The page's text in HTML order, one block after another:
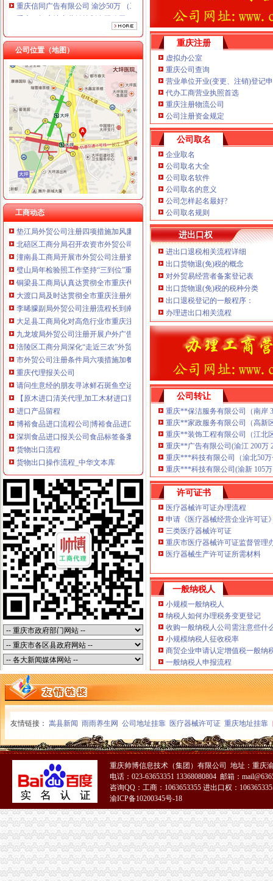
重庆三虹房地产营销策划有限公司
重庆鸽牌电线电缆有限公司 渝北10010万 (进出口权)
重庆傲志众达投资咨询有限责任公司 渝九1000万 （增资）
重庆臣夫商贸有限公司 （执照专让）
重庆卿倾商贸有限责任公司 渝江100万 （工商注册）
重庆国洪体育设施有限公司
重庆星竣贸易有限责任公司 渝中100万 （进出口权）
重庆海谛升进出口贸易有限公司 渝北100万 （进出口权）
重庆奕欣锦诚商贸有限公司 渝九50万 （工商注册）
重庆信同广告有限公司 渝沙50万 （工商注册）
重庆三虹房地产营销策划有限公司
重庆宝鹰汽车销售有限公司
公司位置（地图）
工商动态
工商动态
奉节局外贸公司注册采取三项措施加保密工作
组织人事处顺利完成1765名考生的外贸公司注册资金公务员报名工作
江津局外贸公司注册查封20吨不合格化肥
永川局“六提高”外贸公司注册资金推进和谐监管努力提高工商依法行政能力
江北局外贸公司注册流程积配合3.15成功开展现场直通车活动
市局机关妇委会要求全体女职工认真学习讨论“八荣八耻”重庆代办外贸公司荣辱
奉节局外贸公司注册流程完善六项机制加红盾护农行动
市外贸公司注册局加快驰名商标推荐力度做好自主品牌培育工作
市外贸公司注册局召开全系统风廉政建设暨纪检监察工作会议
垫江局外贸公司注册四项措施加风廉政建设
北碚区工商分局召开农资市外贸公司注册要求场监管工作会议
潼南县工商局开展市外贸公司注册资金场紧急状态处置演习
璧山局年检验照工作坚持“三到位”重庆注册外贸公司、“三公开”
铜梁县工商局认真达贯彻全市重庆代办外贸公司工商工作会议精
大渡口局及时达贯彻全市重庆注册外贸公司工商行政管理工作会议精
李晞朦副局外贸公司注册流程长到南岸区工商分局指导工作
大足县工商局化对高危行业市重庆注册进出口公司场主体监督管理
九龙坡局外贸公司注册开展户外广告专项整迎接中国重庆西部农展会
涪陵区工商分局深化“走近三农”外贸公司注册流程活动
市外贸公司注册条件局六项措施加餐饮业纸巾监管
重庆代理报关公司
请问生意经的朋友寻冰鲜石斑鱼空运进口重庆口岸的报关报检代理公司
【原木进口清关代理,加工木材进口重庆报关】-万州新乡镇易登网
进口产品留程
博裕食品进口流程公司|博裕食品进口流程公司网站
深圳食品进口报关公司食品标签备案食品报关流程食品报关资料进口
货物出口流程
货物出口操作流程_中华文本库
大件货物出口运输的一些相关流程介绍|行业资讯|宝寰集装箱运输公司
出口代理公司
进口代理_进口代理公司_出口代理_出口代理公司_宁波瓯伟嘉工贸有限
合肥进出口代理公司的网站
海关物流公司
润衡海关物流管理系统【价格,厂家,求购,什麽品牌好】-中国制造
.润衡海关物流管理系统_企业管理软件吧_百度贴吧
海关清关公司
[华东]急！！！我的进口清关公司被海关查封了,怎么办？-报关报检-
济南邮局海关报关清关代理高清图片-济南东远国际货运代理有限公
重庆报关公司
【重庆进出口贸易公司报关重庆进出口贸易公司报关】价格_厂家_图
【重庆机场进口报关,重庆清关报关公司】价格_厂家_图片-Hc360慧
重庆进出口公司
重庆涪陵进出口公司义乌办事处
重庆商社进出口贸易有限公司
出口许可证_已解决-阿里巴巴生意经
2013年出口许可证管理货物目录公布-搜狐滚动
注册出口贸易公司
[01-30]外资如何注册进出口贸易有限公司_上班一族_厦门小鱼社区_厦
北京进出口贸易公司注册【今日推荐网-北京商业服务其它】
如何注册外贸公司
上海注册外贸公司,求公司名称-起名取名-猪八戒网
注册外贸公司,银行开户QQ-家在深圳
外贸公司注册流程
义乌外贸公司注册|义乌注册公司流程及费用|工商代理-金华58同城
注册深圳内资外贸公司流程和费用-深圳58同城
外贸公司注册资金
英国公司注册资金【宁波外贸吧】_百度贴吧
如何成立一家外贸公司？低注册资本需要多少资金？-阿里巴巴行业
外贸公司注册条件
【长沙贸易公司注册_贸易公司注册条件_国际贸易公司注册】-长沙赶
重庆注册
虚拟办公室
重庆公司查询
营业单位开业(变更、注销)登记
代办工商营业执照首选
重庆注册物流公司
公司注册资金规定
公司取名
企业取名
公司取名大全
公司取名软件
公司取名的意义
公司怎样起名最好?
公司取名规则
进出口权
进出口退税相关流程详细
出口货物退(免)税的概念
对外贸易经营者备案登记表
出口货物退(免)税的税种分类
出口退税登记的一般程序：
办理进出口相关流程
公司转让
重庆**保洁服务有限公司（南岸
重庆**家政服务有限公司（高新
重庆**装饰工程有限公司（江北
重庆**广告有限公司(渝江 200万
重庆***科技有限公司（渝北50
重庆***科技有限公司(渝新 105万
许可证书
医疗器械许可证办理流程
申请《医疗器械经营企业许可证
三类医疗器械许可证
重庆市医疗器械许可证监督管理
医疗器械生产许可证所需材料
一般纳税人
小规模一般纳税人
纳税人如何办理税务变更登记
收购一般纳税人公司需注意些什
小规模纳税人征收税率
商贸企业申请认定增值税一般纳
一般纳税人申报流程
友情链接： 嵩县新闻 雨雨养生网 公司地址挂靠 医疗器械许可证 重庆地址挂靠
重庆帅博信息技术（集团）有限公司 地址：重庆
电话：023-63653351 13368080804 邮箱：
咨询QQ：工商：1063653355 进出口权：
渝ICP备10200345号-18